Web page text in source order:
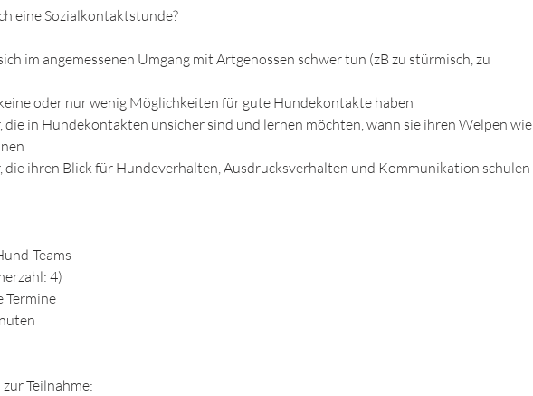
eine Sozialkontaktstunde?
im angemessenen Umgang mit Artgenossen schwer tun (zB zu stürmisch, zu
oder nur wenig Möglichkeiten für gute Hundekontakte haben
die in Hundekontakten unsicher sind und lernen möchten, wann sie ihren Welpen wie
die ihren Blick für Hundeverhalten, Ausdrucksverhalten und Kommunikation schulen
Teams
4)
Termine
Teilnahme: